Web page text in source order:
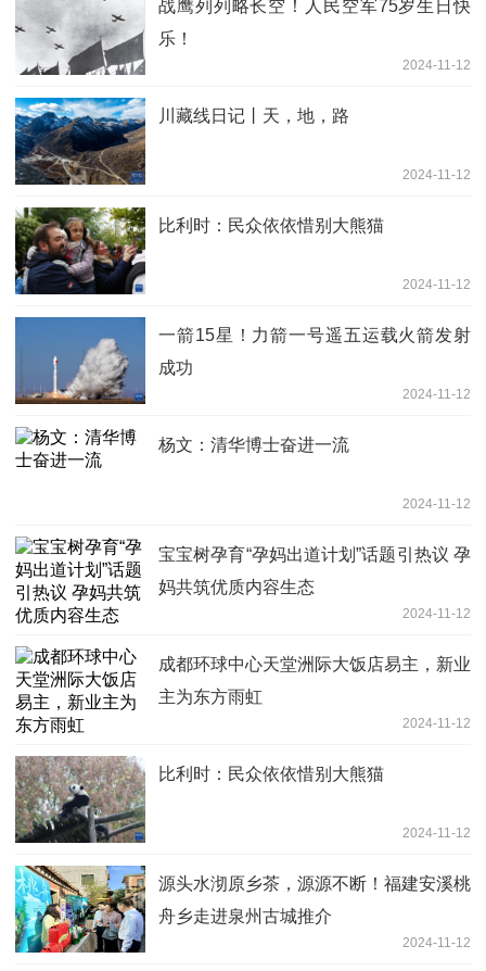
战鹰列列略长空！人民空军75岁生日快
乐！
2024-11-12
川藏线日记丨天，地，路
2024-11-12
比利时：民众依依惜别大熊猫
2024-11-12
一箭15星！力箭一号遥五运载火箭发射
成功
2024-11-12
杨文：清华博士奋进一流
2024-11-12
宝宝树孕育“孕妈出道计划”话题引热议 孕
妈共筑优质内容生态
2024-11-12
成都环球中心天堂洲际大饭店易主，新业
主为东方雨虹
2024-11-12
比利时：民众依依惜别大熊猫
2024-11-12
源头水沏原乡茶，源源不断！福建安溪桃
舟乡走进泉州古城推介
2024-11-12